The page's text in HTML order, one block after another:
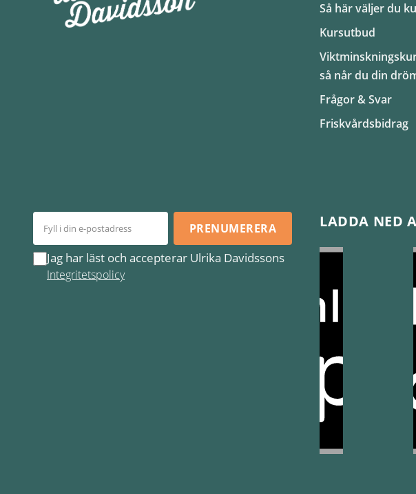
Så här väljer du
Kursutbud
så når du din
Frågor & Svar
Friskvårdsbidrag
PRENUMERERA
Jag har läst och accepterar Ulrika Davidssons
Integritetspolicy
LADDA NED